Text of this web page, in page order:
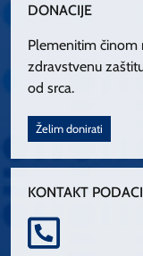
DONACIJE
Plemenitim činom
zdravstvenu
od srca.
Želim donirati
KONTAKT PODACI